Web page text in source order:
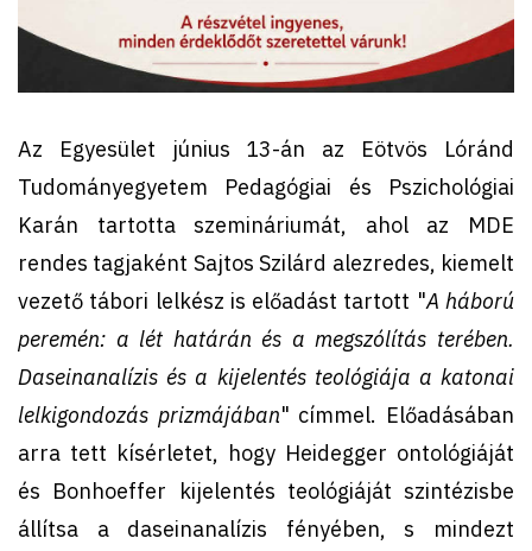
Az Egyesület június 13-án az Eötvös Lóránd
Tudományegyetem Pedagógiai és Pszichológiai
Karán tartotta szemináriumát, ahol az MDE
rendes tagjaként Sajtos Szilárd alezredes, kiemelt
vezető tábori lelkész is előadást tartott "A háború
peremén: a lét határán és a megszólítás terében.
Daseinanalízis és a kijelentés teológiája a katonai
lelkigondozás prizmájában" címmel. Előadásában
arra tett kísérletet, hogy Heidegger ontológiáját
és Bonhoeffer kijelentés teológiáját szintézisbe
állítsa a daseinanalízis fényében, s mindezt